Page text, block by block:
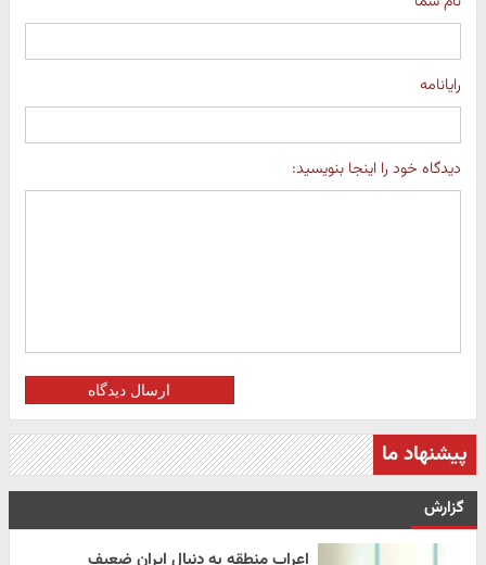
رایانامه
دیدگاه خود را اینجا بنویسید:
ارسال دیدگاه
پیشنهاد ما
گزارش